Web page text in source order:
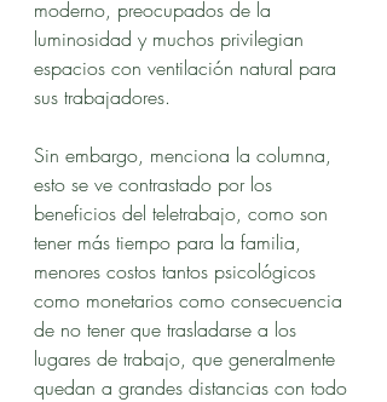
moderno, preocupados de la
luminosidad y muchos privilegian
espacios con ventilación natural para
sus trabajadores.
Sin embargo, menciona la columna,
esto se ve contrastado por los
beneficios del teletrabajo, como son
tener más tiempo para la familia,
menores costos tantos psicológicos
como monetarios como consecuencia
de no tener que trasladarse a los
lugares de trabajo, que generalmente
quedan a grandes distancias con todo